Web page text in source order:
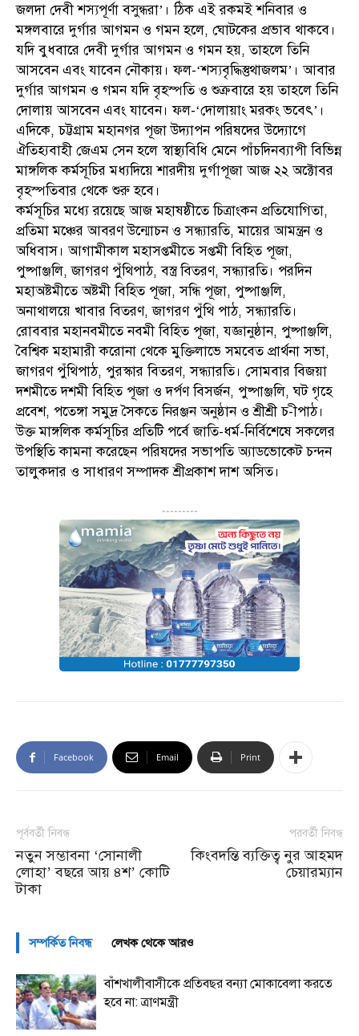
জলদা দেবী শস্যপূর্ণা বসুন্ধরা’। ঠিক এই রকমই শনিবার ও
মঙ্গলবারে দুর্গার আগমন ও গমন হলে, ঘোটকের প্রভাব থাকবে।
যদি বুধবারে দেবী দুর্গার আগমন ও গমন হয়, তাহলে তিনি
আসবেন এবং যাবেন নৌকায়। ফল-‘শস্যবৃদ্ধিস্তুথাজলম’। আবার
দুর্গার আগমন ও গমন যদি বৃহস্পতি ও শুক্রবারে হয় তাহলে তিনি
দোলায় আসবেন এবং যাবেন। ফল-‘দোলায়াং মরকং ভবেৎ’।
এদিকে, চট্টগ্রাম মহানগর পূজা উদ্যাপন পরিষদের উদ্যোগে
ঐতিহ্যবাহী জেএম সেন হলে স্বাস্থ্যবিধি মেনে পাঁচদিনব্যাপী বিভিন্ন
মাঙ্গলিক কর্মসূচির মধ্যদিয়ে শারদীয় দুর্গাপূজা আজ ২২ অক্টোবর
বৃহস্পতিবার থেকে শুরু হবে।
কর্মসূচির মধ্যে রয়েছে আজ মহাষষ্ঠীতে চিত্রাংকন প্রতিযোগিতা,
প্রতিমা মঞ্চের আবরণ উন্মোচন ও সন্ধ্যারতি, মায়ের আমন্ত্রন ও
অধিবাস। আগামীকাল মহাসপ্তমীতে সপ্তমী বিহিত পূজা,
পুষ্পাঞ্জলি, জাগরণ পুঁথিপাঠ, বস্ত্র বিতরণ, সন্ধ্যারতি। পরদিন
মহাঅষ্টমীতে অষ্টমী বিহিত পূজা, সন্ধি পূজা, পুষ্পাঞ্জলি,
অনাথালয়ে খাবার বিতরণ, জাগরণ পুঁথি পাঠ, সন্ধ্যারতি।
রোববার মহানবমীতে নবমী বিহিত পূজা, যজ্ঞানুষ্ঠান, পুষ্পাঞ্জলি,
বৈশ্বিক মহামারী করোনা থেকে মুক্তিলাভে সমবেত প্রার্থনা সভা,
জাগরণ পুঁথিপাঠ, পুরস্কার বিতরণ, সন্ধ্যারতি। সোমবার বিজয়া
দশমীতে দশমী বিহিত পূজা ও দর্পণ বিসর্জন, পুষ্পাঞ্জলি, ঘট গৃহে
প্রবেশ, পতেঙ্গা সমুদ্র সৈকতে নিরঞ্জন অনুষ্ঠান ও শ্রীশ্রী চ-ীপাঠ।
উক্ত মাঙ্গলিক কর্মসূচির প্রতিটি পর্বে জাতি-ধর্ম-নির্বিশেষে সকলের
উপস্থিতি কামনা করেছেন পরিষদের সভাপতি অ্যাডভোকেট চন্দন
তালুকদার ও সাধারণ সম্পাদক শ্রীপ্রকাশ দাশ অসিত।
---------
Facebook Email Print
পূর্ববর্তী নিবন্ধ
নতুন সম্ভাবনা ‘সোনালী
লোহা’ বছরে আয় ৪শ’ কোটি
টাকা
পরবর্তী নিবন্ধ
কিংবদন্তি ব্যক্তিত্ব নুর আহমদ
চেয়ারম্যান
সম্পর্কিত নিবন্ধ লেখক থেকে আরও
বাঁশখালীবাসীকে প্রতিবছর বন্যা মোকাবেলা করতে
হবে না: ত্রাণমন্ত্রী